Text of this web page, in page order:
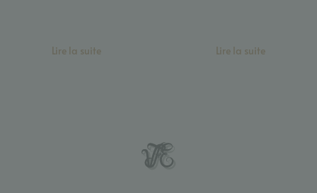
Lire la suite Lire la suite